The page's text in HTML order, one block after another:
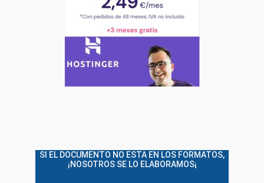
SI EL DOCUMENTO NO ESTA EN LOS FORMATOS,
¡NOSOTROS SE LO ELABORAMOS¡